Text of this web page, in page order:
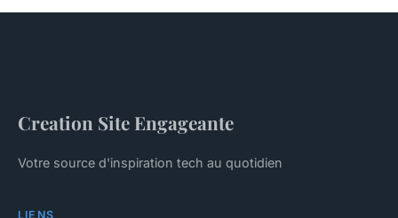
Creation Site Engageante
Votre source d'inspiration tech au quotidien
LIENS